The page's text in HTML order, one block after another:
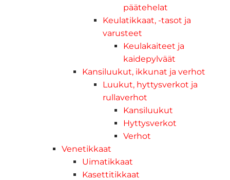
päätehelat
Keulatikkaat, -tasot ja
varusteet
Keulakaiteet ja
kaidepylväät
Kansiluukut, ikkunat ja verhot
Luukut, hyttysverkot ja
rullaverhot
Kansiluukut
Hyttysverkot
Verhot
Venetikkaat
Uimatikkaat
Kasettitikkaat